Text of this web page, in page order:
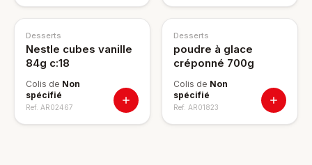
Desserts
Nestle cubes vanille
84g c:18
Colis de Non
spécifié
Ref. AR02467
Desserts
poudre à glace
créponné 700g
Colis de Non
spécifié
Ref. AR01823